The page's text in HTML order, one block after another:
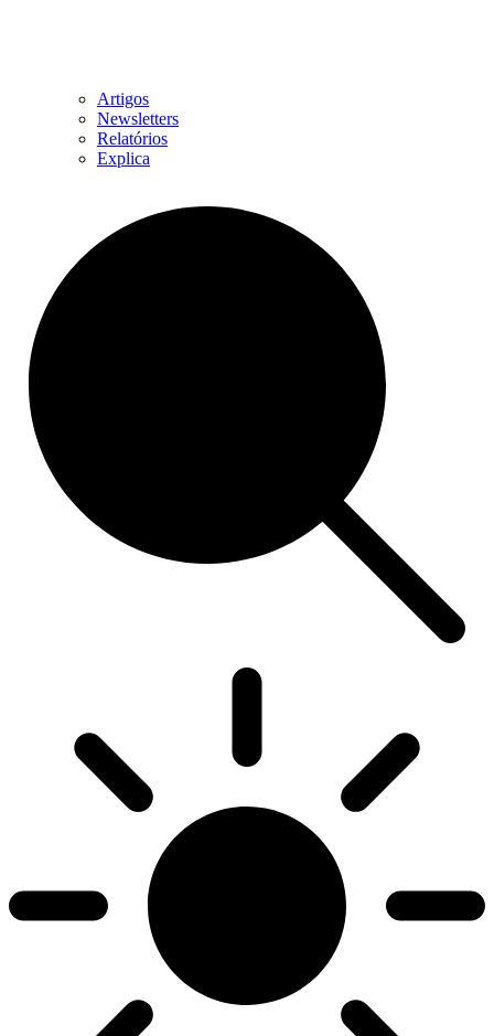
Artigos
Newsletters
Relatórios
Explica